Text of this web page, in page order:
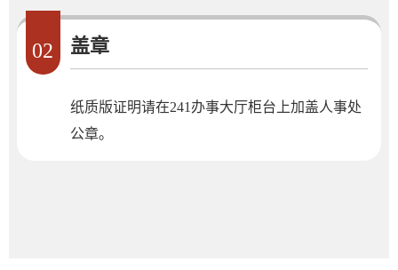
02 盖章
纸质版证明请在241办事大厅柜台上加盖人事处
公章。